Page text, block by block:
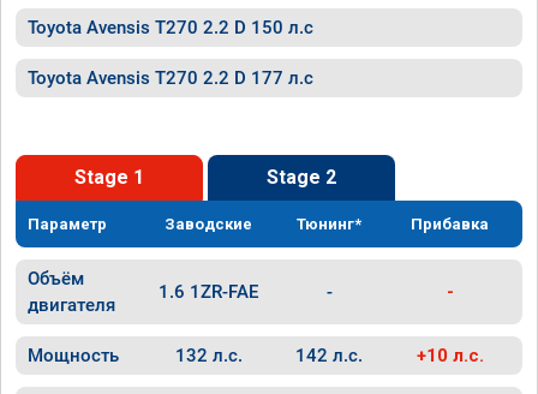
Toyota Avensis T270 2.2 D 150 л.с
Toyota Avensis T270 2.2 D 177 л.с
Stage 1 Stage 2
Параметр Заводские Тюнинг* Прибавка
Объём
двигателя
1.6 1ZR-FAE - -
Мощность 132 л.с. 142 л.с. +10 л.с.